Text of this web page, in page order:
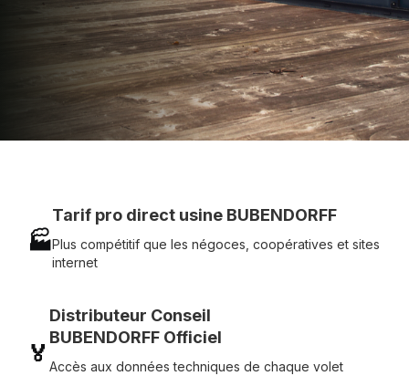
MON DEVIS MOTEUR
Voir tous nos produits
🏭
Tarif pro direct usine BUBENDORFF
Plus compétitif que les négoces, coopératives et sites
internet
🏅
Distributeur Conseil
BUBENDORFF Officiel
Accès aux données techniques de chaque volet